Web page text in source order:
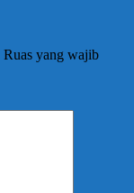
Ruas yang wajib